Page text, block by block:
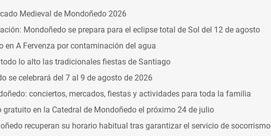
Medieval de Mondoñedo 2026
Mondoñedo se prepara para el eclipse total de Sol del 12 de agosto
en A Fervenza por contaminación del agua
lo alto las tradicionales fiestas de Santiago
se celebrará del 7 al 9 de agosto de 2026
conciertos, mercados, fiestas y actividades para toda la familia
gratuito en la Catedral de Mondoñedo el próximo 24 de julio
recuperan su horario habitual tras garantizar el servicio de socorrismo